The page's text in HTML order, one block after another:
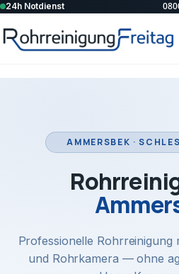
24h Notdienst
AMMERSBEK ·
Professionelle
und Rohrkamera — ohne